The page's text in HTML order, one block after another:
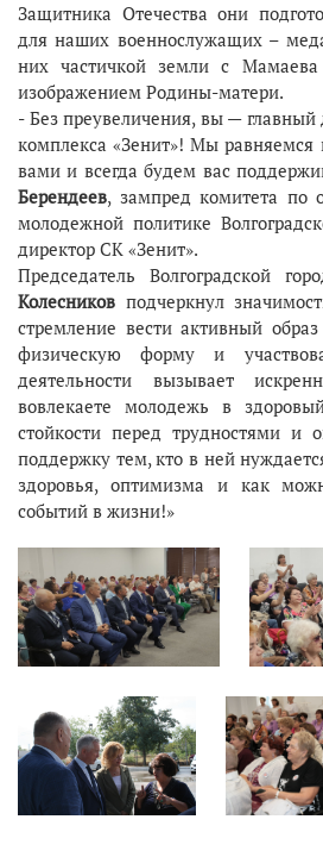
Защитника Отечества они
для наших военнослужащих –
них частичкой земли с
изображением Родины-матери.
- Без преувеличения, вы — главный
комплекса «Зенит»! Мы
вами и всегда будем вас
Берендеев, зампред комитета по
молодежной политике
директор СК «Зенит».
Председатель Волгоградской
Колесников подчеркнул
стремление вести активный
физическую форму и
деятельности вызывает
вовлекаете молодежь в
стойкости перед трудностями и
поддержку тем, кто в ней
здоровья, оптимизма и как
событий в жизни!»